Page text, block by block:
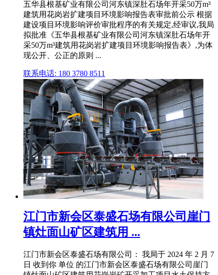
五华县根基矿业有限公司河东镇深肚石场年开采50万m³
建筑用花岗岩扩建项目环境影响报告表审批前公示 根据
建设项目环境影响评价审批程序的有关规定,经审议,我局
拟批准《五华县根基矿业有限公司河东镇深肚石场年开
采50万m³建筑用花岗岩扩建项目环境影响报告表》,为体
现公开、公正的原则 ...
联系电话: 180 3780 8511
江门市新会区泰盛石场有限公司崖门
镇灶面山矿区建筑用 ...
江门市新会区泰盛石场有限公司： 我局于 2024 年 2 月 7
日 收到你 单位 的江门市新会区泰盛石场有限公司崖门